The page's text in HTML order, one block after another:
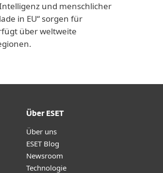
und menschlicher
in EU“ sorgen für
über weltweite
Über ESET
Über uns
ESET Blog
Newsroom
Technologie